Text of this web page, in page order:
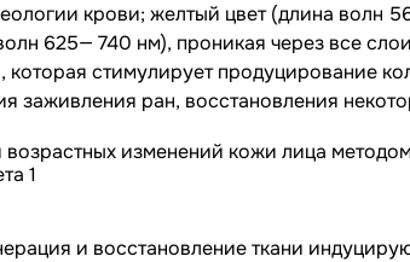
крови; желтый цвет (длина волн
625— 740 нм), проникая через все
которая стимулирует продуцирование
заживления ран, восстановления
и восстановление ткани